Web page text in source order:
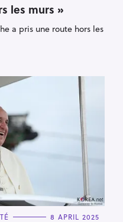
les murs »
a pris une route hors les
8 APRIL 2025